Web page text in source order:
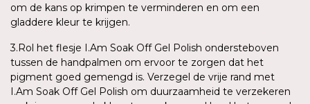
om de kans op krimpen te verminderen en om een
gladdere kleur te krijgen.
3.Rol het flesje I.Am Soak Off Gel Polish ondersteboven
tussen de handpalmen om ervoor te zorgen dat het
pigment goed gemengd is. Verzegel de vrije rand met
I.Am Soak Off Gel Polish om duurzaamheid te verzekeren